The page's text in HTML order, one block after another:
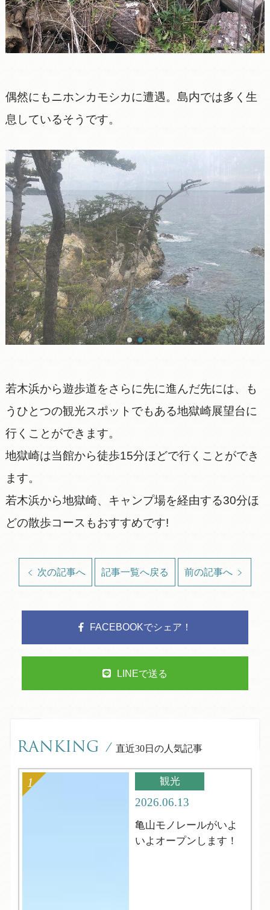
偶然にもニホンカモシカに遭遇。島内では多く生
息しているそうです。
若木浜から遊歩道をさらに先に進んだ先には、も
うひとつの観光スポットでもある地獄崎展望台に
行くことができます。
地獄崎は当館から徒歩15分ほどで行くことができ
ます。
若木浜から地獄崎、キャンプ場を経由する30分ほ
どの散歩コースもおすすめです!
次の記事へ 記事一覧へ戻る 前の記事へ
FACEBOOKでシェア！
LINEで送る
RANKING / 直近30日の人気記事
観光
2026.06.13
亀山モノレールがいよ
いよオープンします！